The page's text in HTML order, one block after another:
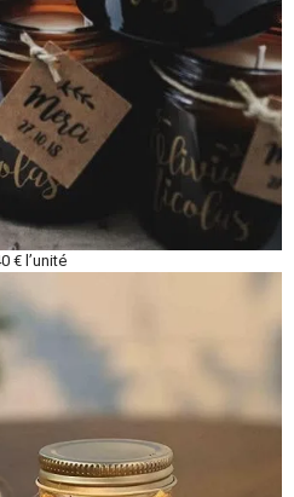
€ l’unité